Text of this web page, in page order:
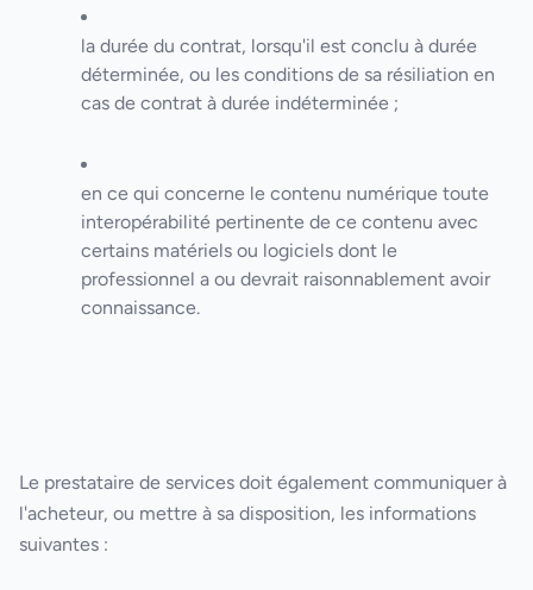
la durée du contrat, lorsqu'il est conclu à durée
déterminée, ou les conditions de sa résiliation en
cas de contrat à durée indéterminée ;
en ce qui concerne le contenu numérique toute
interopérabilité pertinente de ce contenu avec
certains matériels ou logiciels dont le
professionnel a ou devrait raisonnablement avoir
connaissance.
Le prestataire de services doit également communiquer à
l'acheteur, ou mettre à sa disposition, les informations
suivantes :